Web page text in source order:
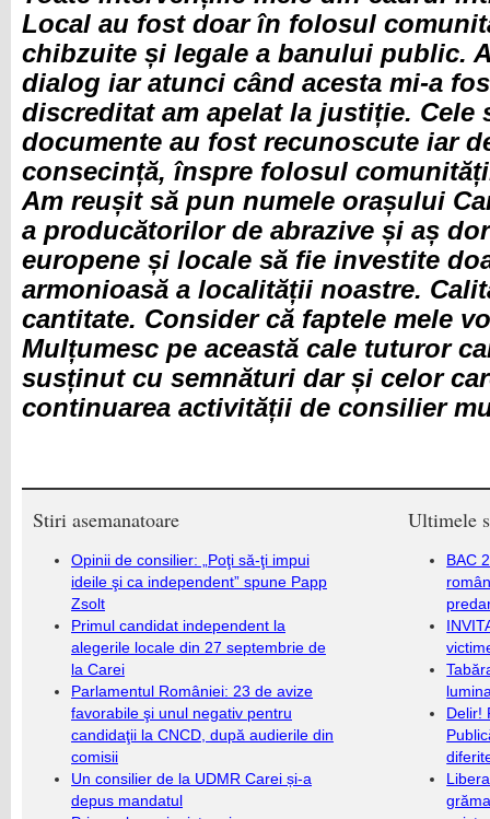
Local au fost doar în folosul
chibzuite și legale a banului public.
dialog iar atunci când acesta mi-a
discreditat am apelat la justiție. Cele
documente au fost recunoscute iar
consecință, înspre folosul
Am reușit să pun numele orașului
a producătorilor de abrazive și aș
europene și locale să fie investite
armonioasă a localității noastre.
cantitate. Consider că faptele mele
Mulțumesc pe această cale tuturor
susținut cu semnături dar și celor
continuarea activității de consilier
Stiri asemanatoare
Opinii de consilier: „Poţi să-ţi impui
ideile şi ca independent” spune Papp
Zsolt
Primul candidat independent la
alegerile locale din 27 septembrie de
la Carei
Parlamentul României: 23 de avize
favorabile şi unul negativ pentru
candidaţii la CNCD, după audierile din
comisii
Un consilier de la UDMR Carei și-a
depus mandatul
Ultimele
BAC
Delir!